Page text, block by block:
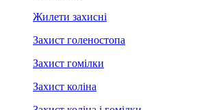
Жилети захисні
Захист голеностопа
Захист гомілки
Захист коліна